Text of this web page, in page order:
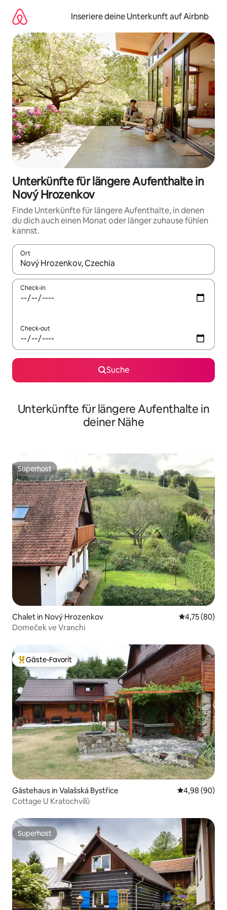
Inhalten
springen
Inseriere deine Unterkunft auf Airbnb
Unterkünfte für längere Aufenthalte in
Nový Hrozenkov
Finde Unterkünfte für längere Aufenthalte, in denen
du dich auch einen Monat oder länger zuhause fühlen
kannst.
Ort
Wenn Ergebnisse verfügbar sind, navigiere mit den
Check-in
Check-out
Suche
Unterkünfte für längere Aufenthalte in
deiner Nähe
Superhost
Superhost
Chalet in Nový Hrozenkov
4,75 (80)
Domeček ve Vranchi
Beliebter Gäste-Favorit.
Gäste-Favorit
Gästehaus in Valašská Bystřice
4,98 (90)
Cottage U Kratochvílů
Superhost
Superhost